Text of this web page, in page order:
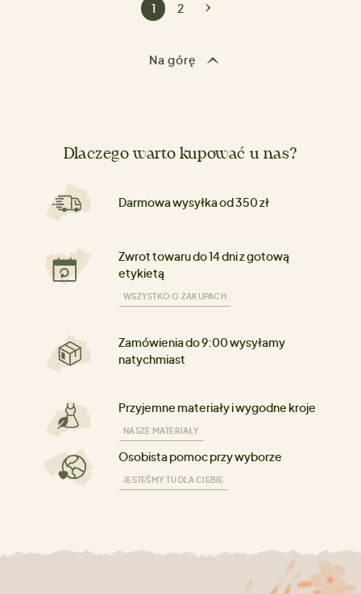
Na górę
1 2
Dlaczego warto kupować u nas?
Darmowa wysyłka od 350 zł
Zwrot towaru do 14 dni z gotową
etykietą
WSZYSTKO O ZAKUPACH
Zamówienia do 9:00 wysyłamy
natychmiast
Przyjemne materiały i wygodne kroje
NASZE MATERIAŁY
Osobista pomoc przy wyborze
JESTEŚMY TU DLA CIEBIE